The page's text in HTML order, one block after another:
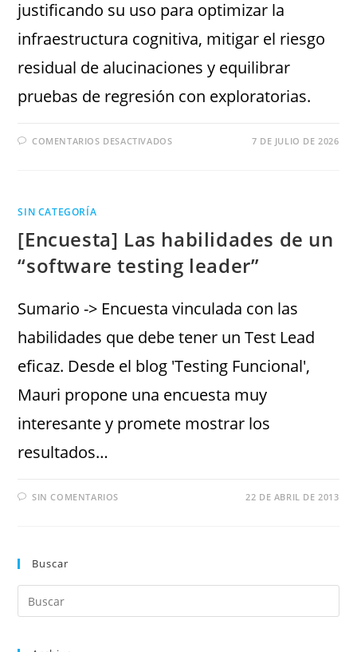
justificando su uso para optimizar la
infraestructura cognitiva, mitigar el riesgo
residual de alucinaciones y equilibrar
pruebas de regresión con exploratorias.
COMENTARIOS DESACTIVADOS 7 DE JULIO DE 2026
SIN CATEGORÍA
[Encuesta] Las habilidades de un
“software testing leader”
Sumario -> Encuesta vinculada con las
habilidades que debe tener un Test Lead
eficaz. Desde el blog 'Testing Funcional',
Mauri propone una encuesta muy
interesante y promete mostrar los
resultados…
SIN COMENTARIOS 22 DE ABRIL DE 2013
Buscar